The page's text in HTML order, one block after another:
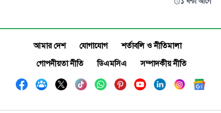
আমার দেশ যোগাযোগ
শর্তাবলি ও নীতিমালা
গোপনীয়তা নীতি
ডিএমসিএ সম্পাদকীয় নীতি